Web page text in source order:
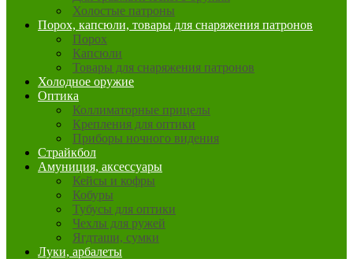
Холостые патроны
Порох, капсюли, товары для снаряжения патронов
Порох
Капсюли
Товары для снаряжения патронов
Холодное оружие
Оптика
Коллиматорные прицелы
Крепления для оптики
Приборы ночного видения
Страйкбол
Амуниция, аксессуары
Кейсы и кофры
Кобуры
Тубусы для оптики
Чехлы для ружей
Ягдташи, сумки
Луки, арбалеты